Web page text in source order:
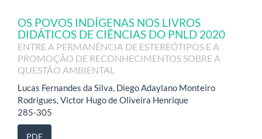
OS POVOS INDÍGENAS NOS LIVROS
DIDÁTICOS DE CIÊNCIAS DO PNLD 2020
ENTRE A PERMANÊNCIA DE ESTEREÓTIPOS E A
PROMOÇÃO DE RECONHECIMENTOS SOBRE A
QUESTÃO AMBIENTAL
Lucas Fernandes da Silva, Diego Adaylano Monteiro
Rodrigues, Victor Hugo de Oliveira Henrique
285-305
PDF